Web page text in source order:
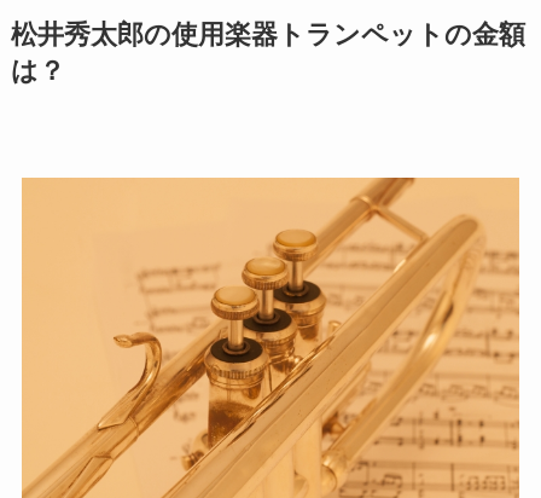
松井秀太郎の使用楽器トランペットの金額
は？